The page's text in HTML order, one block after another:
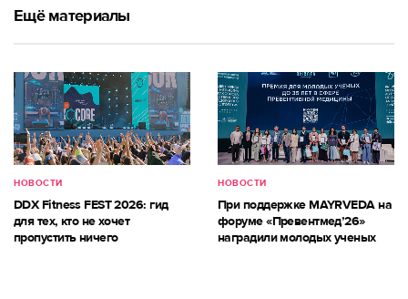
Ещё материалы
НОВОСТИ
DDX Fitness FEST 2026: гид
для тех, кто не хочет
пропустить ничего
НОВОСТИ
При поддержке MAYRVEDA на
форуме «Превентмед’26»
наградили молодых ученых